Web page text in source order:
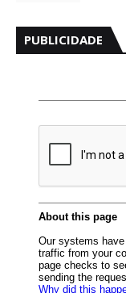
PUBLICIDADE